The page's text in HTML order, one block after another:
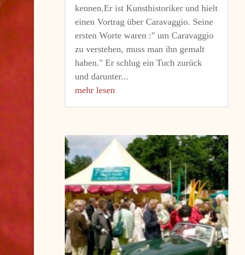
kennen.Er ist Kunsthistoriker und hielt
einen Vortrag über Caravaggio. Seine
ersten Worte waren :" um Caravaggio
zu verstehen, muss man ihn gemalt
haben." Er schlug ein Tuch zurück
und darunter...
mehr lesen